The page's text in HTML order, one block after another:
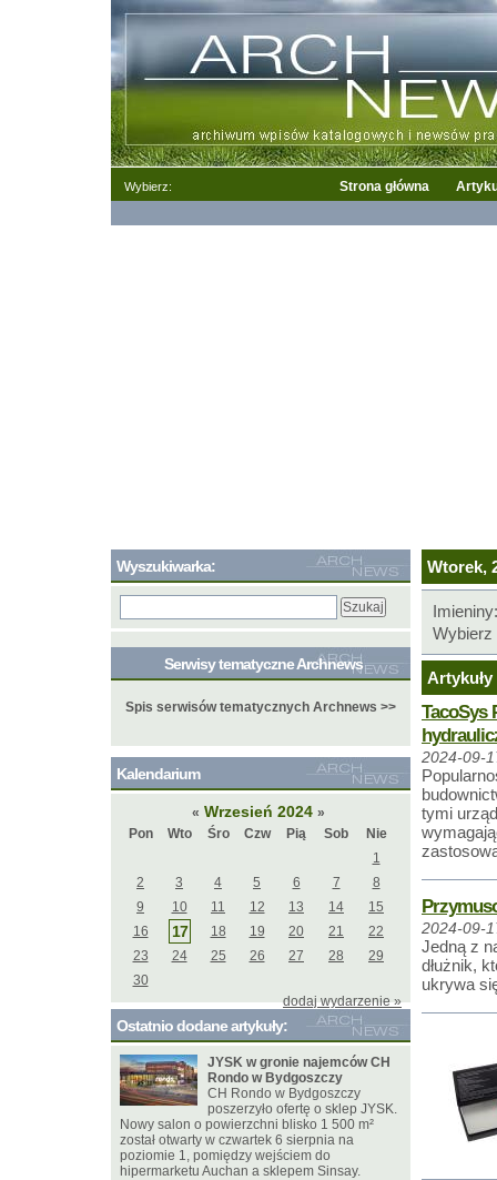
Wybierz: Strona główna
Wtorek,
Wybierz
TacoSys
2024-09-
tymi
2024-09-
Jedną z
dłużnik,
ukrywa
Wyszukiwarka:
Serwisy tematyczne Archnews
Spis serwisów tematycznych Archnews >>
Kalendarium
« Wrzesień 2024 »
Pon
Wto Śro Czw Pią Sob
Nie
1
2
3 4 5 6 7
8
9
10 11 12 13 14
15
16
17 18 19 20 21
22
23
24 25 26 27 28
29
30
dodaj wydarzenie »
Ostatnio dodane artykuły:
JYSK w gronie najemców CH
Rondo w Bydgoszczy
CH Rondo w Bydgoszczy
poszerzyło ofertę o sklep JYSK.
Nowy salon o powierzchni blisko 1 500 m²
został otwarty w czwartek 6 sierpnia na
poziomie 1, pomiędzy wejściem do
hipermarketu Auchan a sklepem Sinsay.